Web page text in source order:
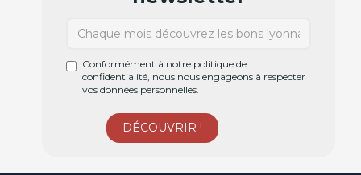
Conformément à notre politique de
confidentialité, nous nous engageons à respecter
vos données personnelles.